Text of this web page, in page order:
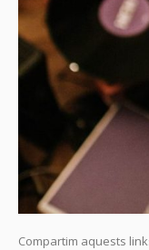
Compartim aquests